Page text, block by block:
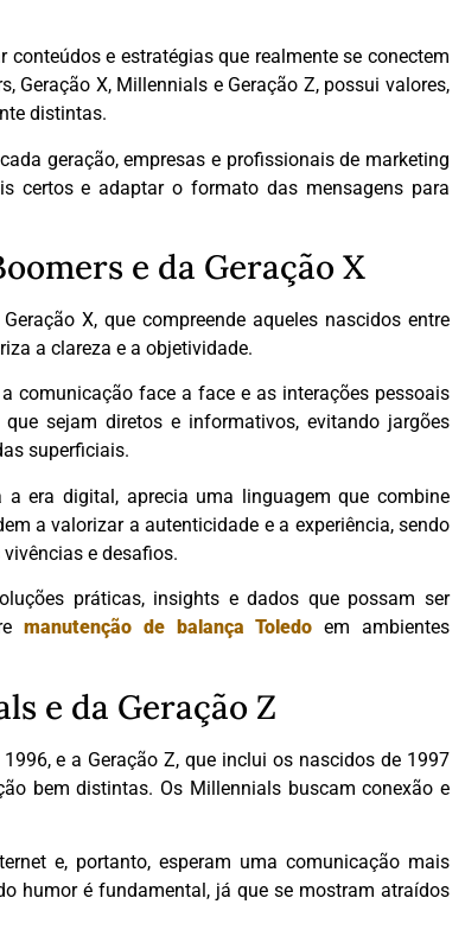
conteúdos e estratégias que realmente se conectem
Geração X, Millennials e Geração Z, possui valores,
distintas.
geração, empresas e profissionais de marketing
certos e adaptar o formato das mensagens para
e da Geração X
X, que compreende aqueles nascidos entre
a clareza e a objetividade.
comunicação face a face e as interações pessoais
sejam diretos e informativos, evitando jargões
superficiais.
era digital, aprecia uma linguagem que combine
a valorizar a autenticidade e a experiência, sendo
e desafios.
práticas, insights e dados que possam ser
manutenção de balança Toledo em ambientes
e da Geração Z
e a Geração Z, que inclui os nascidos de 1997
bem distintas. Os Millennials buscam conexão e
e, portanto, esperam uma comunicação mais
humor é fundamental, já que se mostram atraídos